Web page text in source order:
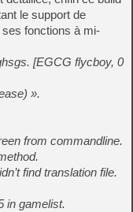
le support de
ses fonctions à mi-
[EGCG flycboy, 0
».
from commandline.
find translation file.
in gamelist.